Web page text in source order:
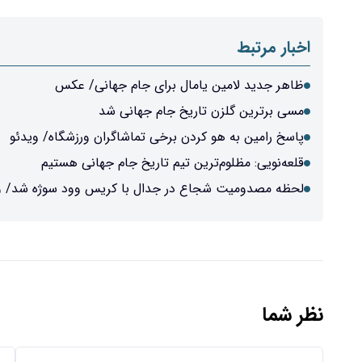
اخبار مرتبط
ظاهر جدید لامین یامال برای جام جهانی/ عکس
مسی برترین گلزن تاریخ جام جهانی شد
پاسخ رامین به هو کردن برخی تماشاگران ورزشگاه/ ویدئو
قلعه‌نویی: مظلوم‌ترین تیم تاریخ جام جهانی هستیم
لحظه مصدومیت شجاع در جدال با کریس وود سوژه شد/
نظر شما